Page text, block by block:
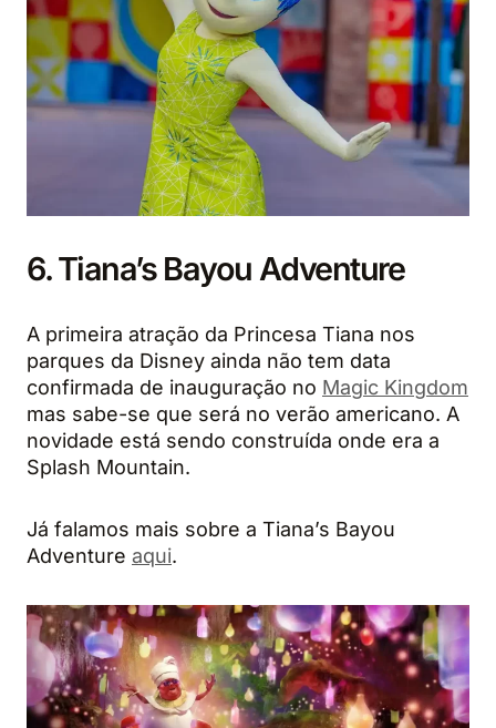
6. Tiana’s Bayou Adventure
A primeira atração da Princesa Tiana nos
parques da Disney ainda não tem data
confirmada de inauguração no Magic Kingdom
mas sabe-se que será no verão americano. A
novidade está sendo construída onde era a
Splash Mountain.
Já falamos mais sobre a Tiana’s Bayou
Adventure aqui.